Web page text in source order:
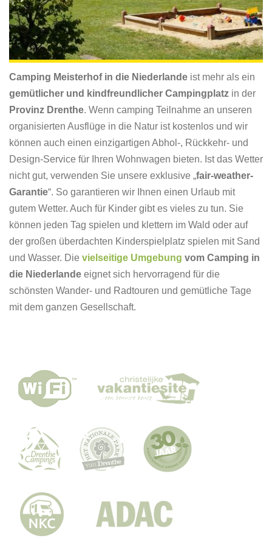
Camping Meisterhof in die Niederlande ist mehr als ein
gemütlicher und kindfreundlicher Campingplatz in der
Provinz Drenthe. Wenn camping Teilnahme an unseren
organisierten Ausflüge in die Natur ist kostenlos und wir
können auch einen einzigartigen Abhol-, Rückkehr- und
Design-Service für Ihren Wohnwagen bieten. Ist das Wetter
nicht gut, verwenden Sie unsere exklusive „fair-weather-
Garantie“. So garantieren wir Ihnen einen Urlaub mit
gutem Wetter. Auch für Kinder gibt es vieles zu tun. Sie
können jeden Tag spielen und klettern im Wald oder auf
der großen überdachten Kinderspielplatz spielen mit Sand
und Wasser. Die vielseitige Umgebung vom Camping in
die Niederlande eignet sich hervorragend für die
schönsten Wander- und Radtouren und gemütliche Tage
mit dem ganzen Gesellschaft.